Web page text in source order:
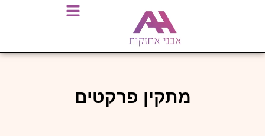
מתקין פרקטים